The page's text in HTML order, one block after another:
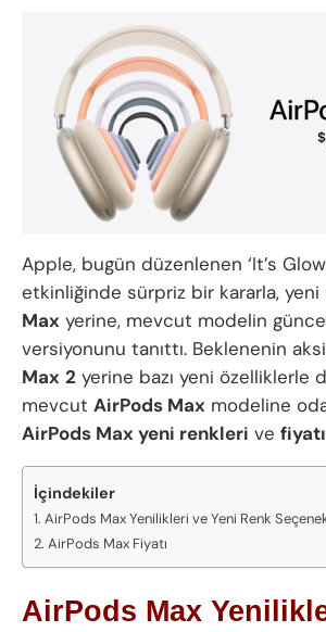
Apple, bugün düzenlenen ‘It’s
etkinliğinde sürpriz bir kararla, yeni
Max yerine, mevcut modelin
versiyonunu tanıttı. Beklenenin
Max 2 yerine bazı yeni özelliklerle
mevcut AirPods Max modeline
AirPods Max yeni renkleri ve fiyatı
İçindekiler
AirPods Max Yenilikleri ve Yeni Renk
AirPods Max Fiyatı
AirPods Max